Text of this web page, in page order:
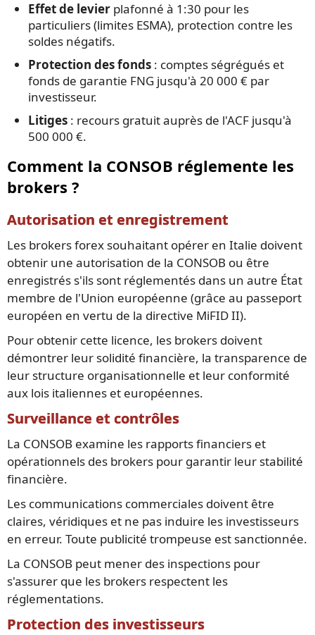
Effet de levier plafonné à 1:30 pour les
particuliers (limites ESMA), protection contre les
soldes négatifs.
Protection des fonds : comptes ségrégués et
fonds de garantie FNG jusqu'à 20 000 € par
investisseur.
Litiges : recours gratuit auprès de l'ACF jusqu'à
500 000 €.
Comment la CONSOB réglemente les
brokers ?
Autorisation et enregistrement
Les brokers forex souhaitant opérer en Italie doivent
obtenir une autorisation de la CONSOB ou être
enregistrés s'ils sont réglementés dans un autre État
membre de l'Union européenne (grâce au passeport
européen en vertu de la directive MiFID II).
Pour obtenir cette licence, les brokers doivent
démontrer leur solidité financière, la transparence de
leur structure organisationnelle et leur conformité
aux lois italiennes et européennes.
Surveillance et contrôles
La CONSOB examine les rapports financiers et
opérationnels des brokers pour garantir leur stabilité
financière.
Les communications commerciales doivent être
claires, véridiques et ne pas induire les investisseurs
en erreur. Toute publicité trompeuse est sanctionnée.
La CONSOB peut mener des inspections pour
s'assurer que les brokers respectent les
réglementations.
Protection des investisseurs